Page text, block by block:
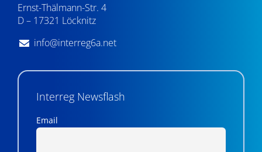
Ernst-Thälmann-Str. 4
D – 17321 Löcknitz
info@interreg6a.net
Interreg Newsflash
Email